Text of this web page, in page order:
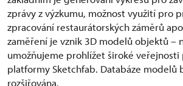
zprávy z výzkumu, možnost využití pro
zpracování restaurátorských záměrů
zaměření je vznik 3D modelů objektů –
umožňujeme prohlížet široké
platformy Sketchfab. Databáze modelů
rozšiřována.